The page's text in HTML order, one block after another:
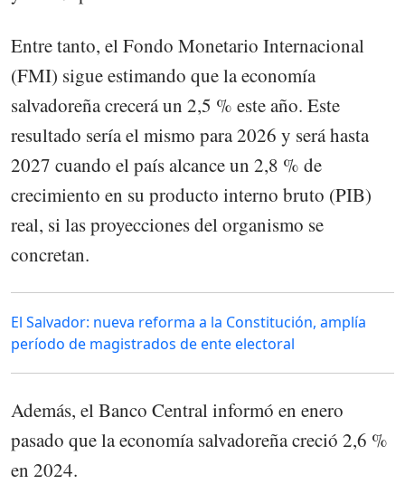
Entre tanto, el Fondo Monetario Internacional
(FMI) sigue estimando que la economía
salvadoreña crecerá un 2,5 % este año. Este
resultado sería el mismo para 2026 y será hasta
2027 cuando el país alcance un 2,8 % de
crecimiento en su producto interno bruto (PIB)
real, si las proyecciones del organismo se
concretan.
El Salvador: nueva reforma a la Constitución, amplía
período de magistrados de ente electoral
Además, el Banco Central informó en enero
pasado que la economía salvadoreña creció 2,6 %
en 2024.